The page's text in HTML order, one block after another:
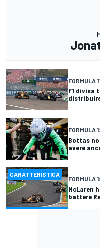
FORMULA 1
F1 divisa
FORMULA 1
Bottas
avere
CARATTERISTICA
FORMULA 1
McLaren
battere